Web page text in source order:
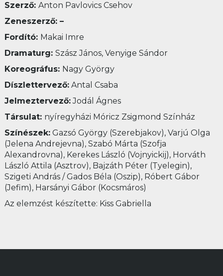
Szerző: Anton Pavlovics Csehov
Zeneszerző: –
Fordító: Makai Imre
Dramaturg: Szász János, Venyige Sándor
Koreográfus: Nagy György
Díszlettervező:Antal Csaba
Jelmeztervező:Jodál Ágnes
Társulat: nyíregyházi Móricz Zsigmond Színház
Színészek:Gazsó György (Szerebjakov), Varjú Olga
(Jelena Andrejevna), Szabó Márta (Szofja
Alexandrovna), Kerekes László (Vojnyickij), Horváth
László Attila (Asztrov), Bajzáth Péter (Tyelegin),
Szigeti András / Gados Béla (Oszip), Róbert Gábor
(Jefim), Harsányi Gábor (Kocsmáros)
Az elemzést készítette: Kiss Gabriella